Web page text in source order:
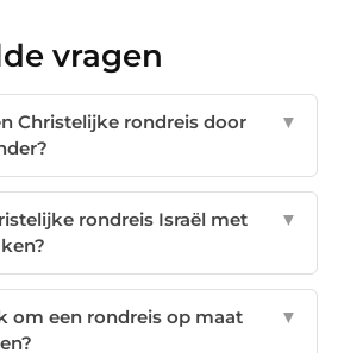
vragen
Christelijke rondreis door
▼
rondreis Israël met
▼
om een rondreis op maat
▼